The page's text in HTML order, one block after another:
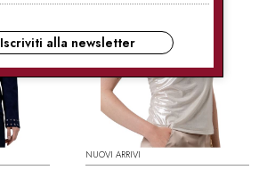
NUOVI ARRIVI
Iscriviti alla newsletter